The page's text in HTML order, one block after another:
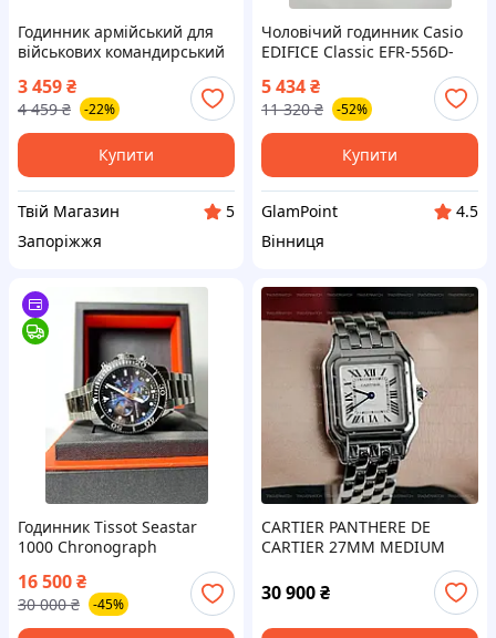
Годинник армійський для
військових командирський
календарем підсвічуванням
і видимим механізмом
3 459₴
4 459 ₴ -22%
Купити
Твій Магазин
5
Запоріжжя
Чоловічий годинник Casio
EDIFICE Classic EFR-556D-
5 434₴
11 320 ₴ -52%
Купити
GlamPoint
4.5
Вінниця
Годинник Tissot Seastar
1000 Chronograph
16 500₴
30 000 ₴ -45%
CARTIER PANTHERE DE
CARTIER 27MM MEDIUM
годинник картьє пантер
30 900₴